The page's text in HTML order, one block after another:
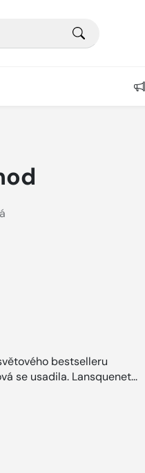
bestselleru
se usadila. Lansquenet...